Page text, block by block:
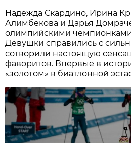
Надежда Скардино, Ирина
Алимбекова и Дарья
олимпийскими чемпионками
Девушки справились с
сотворили настоящую
фаворитов. Впервые в
«золотом» в биатлонной